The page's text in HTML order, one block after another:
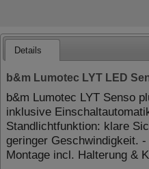
Details
b&m Lumotec LYT LED
b&m Lumotec LYT Senso
inklusive
Standlichtfunktion: klare
geringer Geschwindigkeit.
Montage incl. Halterung &